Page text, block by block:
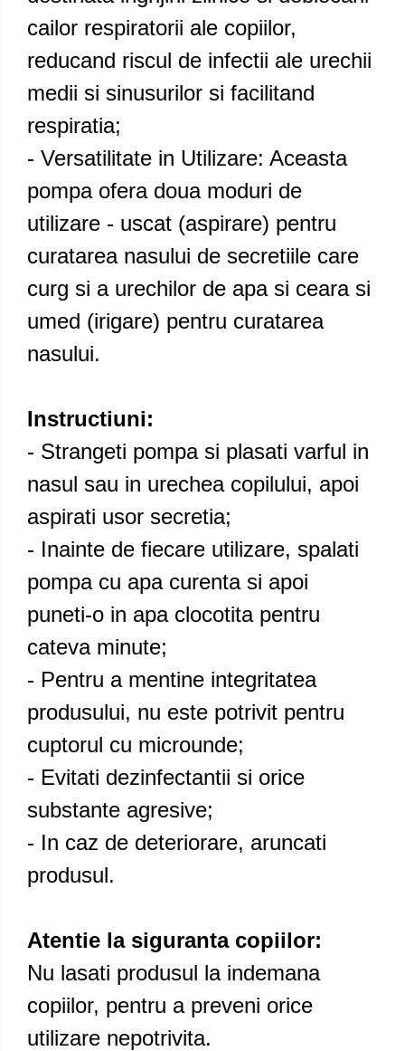
cailor respiratorii ale copiilor,
reducand riscul de infectii ale urechii
medii si sinusurilor si facilitand
respiratia;
- Versatilitate in Utilizare: Aceasta
pompa ofera doua moduri de
utilizare - uscat (aspirare) pentru
curatarea nasului de secretiile care
curg si a urechilor de apa si ceara si
umed (irigare) pentru curatarea
nasului.
Instructiuni:
- Strangeti pompa si plasati varful in
nasul sau in urechea copilului, apoi
aspirati usor secretia;
- Inainte de fiecare utilizare, spalati
pompa cu apa curenta si apoi
puneti-o in apa clocotita pentru
cateva minute;
- Pentru a mentine integritatea
produsului, nu este potrivit pentru
cuptorul cu microunde;
- Evitati dezinfectantii si orice
substante agresive;
- In caz de deteriorare, aruncati
produsul.
Atentie la siguranta copiilor:
Nu lasati produsul la indemana
copiilor, pentru a preveni orice
utilizare nepotrivita.